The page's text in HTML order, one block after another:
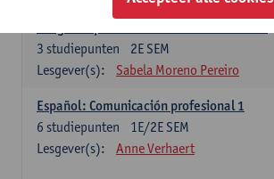
2E SEM
3 studiepunten
Lesgever(s):
Sabela Moreno Pereiro
Español: Comunicación profesional 1
1E/2E SEM
6 studiepunten
Lesgever(s):
Anne Verhaert